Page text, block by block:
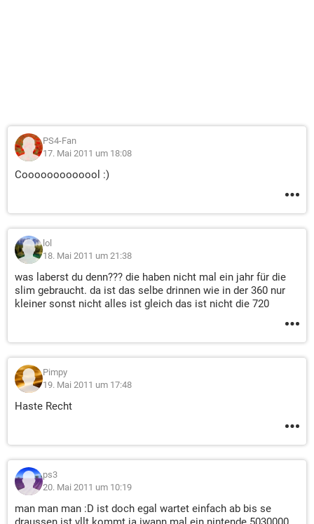
PS4-Fan
17. Mai 2011 um 18:08
Cooooooooooool :)
lol
18. Mai 2011 um 21:38
was laberst du denn??? die haben nicht mal ein jahr für die
slim gebraucht. da ist das selbe drinnen wie in der 360 nur
kleiner sonst nicht alles ist gleich das ist nicht die 720
Pimpy
19. Mai 2011 um 17:48
Haste Recht
ps3
20. Mai 2011 um 10:19
man man man :D ist doch egal wartet einfach ab bis se